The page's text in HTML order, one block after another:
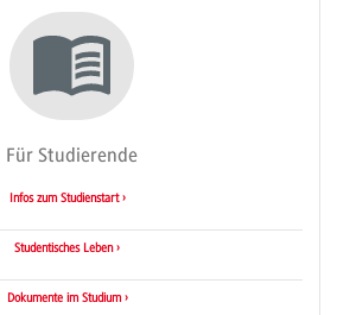
Für Studierende
Infos zum Studienstart ›
Studentisches Leben ›
Dokumente im Studium ›